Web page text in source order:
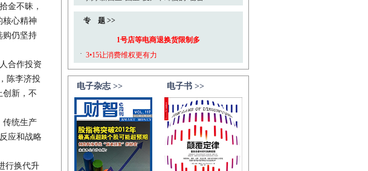
金不昧，
核心精神
购仍坚持
合作投资
陈李济投
创新，不
统生产
应和战略
行换代升